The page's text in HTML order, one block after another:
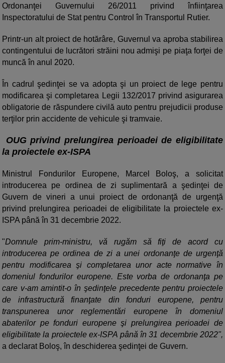
Ordonanţei Guvernului 26/2011 privind înfiinţarea
Inspectoratului de Stat pentru Control în Transportul Rutier.
Printr-un alt proiect de hotărâre, Guvernul va aproba stabilirea
contingentului de lucrători străini nou admişi pe piaţa forţei de
muncă în anul 2020.
În cadrul şedinţei se va adopta şi un proiect de lege pentru
modificarea şi completarea Legii 132/2017 privind asigurarea
obligatorie de răspundere civilă auto pentru prejudicii produse
terţilor prin accidente de vehicule şi tramvaie.
OUG privind prelungirea perioadei de eligibilitate
la proiectele ex-ISPA
Ministrul Fondurilor Europene, Marcel Boloş, a solicitat
introducerea pe ordinea de zi suplimentară a şedinţei de
Guvern de vineri a unui proiect de ordonanţă de urgenţă
privind prelungirea perioadei de eligibilitate la proiectele ex-
ISPA până în 31 decembrie 2022.
"Domnule prim-ministru, vă rugăm să fiţi de acord cu
introducerea pe ordinea de zi a unei ordonanţe de urgenţă
pentru modificarea şi completarea unor acte normative în
domeniul fondurilor europene. Este vorba de ordonanţa pe
care v-am amintit-o în şedinţele precedente pentru proiectele
de infrastructură finanţate din fonduri europene, pentru
transpunerea unor reglementări europene în domeniul
abaterilor pe fonduri europene şi prelungirea perioadei de
eligibilitate la proiectele ex-ISPA până în 31 decembrie 2022",
a declarat Boloş, în deschiderea şedinţei de Guvern.